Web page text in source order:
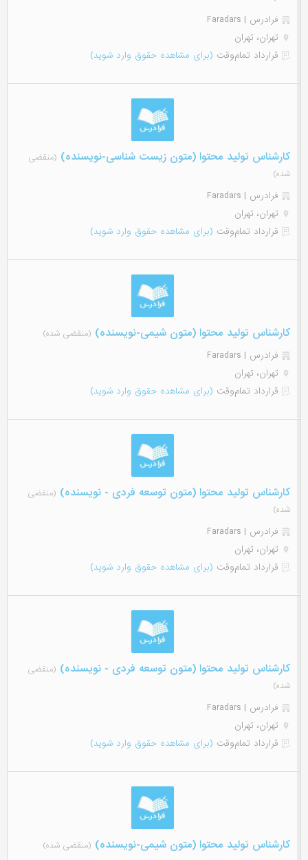
فرادرس | Faradars
تهران، تهران
قرارداد تمام‌وقت (برای مشاهده حقوق وارد شوید)
کارشناس تولید محتوا (متون زیست شناسی-نویسنده) (منقضی
شده)
فرادرس | Faradars
تهران، تهران
قرارداد تمام‌وقت (برای مشاهده حقوق وارد شوید)
کارشناس تولید محتوا (متون شیمی-نویسنده) (منقضی شده)
فرادرس | Faradars
تهران، تهران
قرارداد تمام‌وقت (برای مشاهده حقوق وارد شوید)
کارشناس تولید محتوا (متون توسعه فردی - نویسنده) (منقضی
شده)
فرادرس | Faradars
تهران، تهران
قرارداد تمام‌وقت (برای مشاهده حقوق وارد شوید)
کارشناس تولید محتوا (متون توسعه فردی - نویسنده) (منقضی
شده)
فرادرس | Faradars
تهران، تهران
قرارداد تمام‌وقت (برای مشاهده حقوق وارد شوید)
کارشناس تولید محتوا (متون شیمی-نویسنده) (منقضی شده)